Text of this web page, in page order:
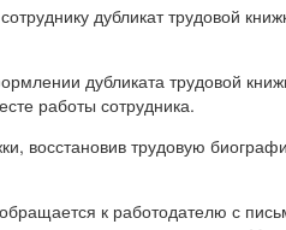
дубликат трудовой
дубликата трудовой
работы сотрудника.
восстановив трудовую
к работодателю с